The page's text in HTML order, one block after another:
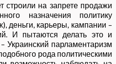
строили на запрете продажи
назначения политику
деньги, карьеры, кампании –
И пытаются делать это и
Украинский парламентаризм
рода политическими